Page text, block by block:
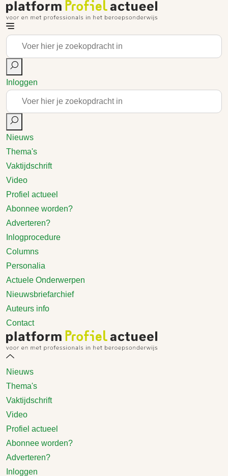
Inloggen
Nieuws
Thema's
Vaktijdschrift
Video
Profiel actueel
Abonnee worden?
Adverteren?
Inlogprocedure
Columns
Personalia
Actuele Onderwerpen
Nieuwsbriefarchief
Auteurs info
Contact
Nieuws
Thema's
Vaktijdschrift
Video
Profiel actueel
Abonnee worden?
Adverteren?
Inloggen